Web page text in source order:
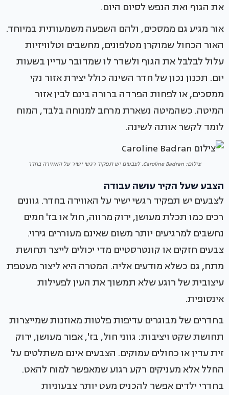
את הגוף ואת הנפש לסיום היום.
אור מגיע גם ממסכים, ולהם השפעה משמעותית במיוחד.
האור הכחול שמוקרן מטלפונים, מחשבים וטלוויזיות
עלול לבלבל את הגוף ולשדר לו שמדובר עדיין בשעות
יום. תכנון נכון של חדר השינה כולל יצירת אזור נקי
ממסכים, או לפחות הפרדה ברורה בינם לבין אזור
המיטה. כשהמיטה נשארת מרחב למנוחה בלבד, המוח
לומד לקשר אותה לשינה.
צילום: Caroline Badran. לצבעים יש תפקיד רגשי ישיר על האווירה בחדר
הצבע שעל הקיר עושה עבודה
לצבעים יש תפקיד רגשי ישיר על האווירה בחדר. גוונים
רכים כמו תכלת מעושן, ירוק מרווה, חול או בז' חמים
נחשבים למרגיעים יותר משום שאינם מעוררים גירוי.
צבעים חזקים או קונטרסטיים מדי יכולים לייצר תחושת
מתח, גם כשלא מודעים אליה. המטרה היא ליצור מעטפת
עיצובית של רוגע שלא תמשוך את העין לפעילות
אינסופית.
בחדרים של מבוגרים עדיפות פלטות מאוזנות שמייצרות
תחושת שקט ויציבות: גווני חול, בז', אפור מעושן, ירוק
זית עדין או כחולים עמוקים. הצבעים אינם משתלטים על
החלל אלא מעניקים רקע רגוע שמאפשר למוח להאט.
בחדרי ילדים אפשר להכניס מעט יותר צבעוניות